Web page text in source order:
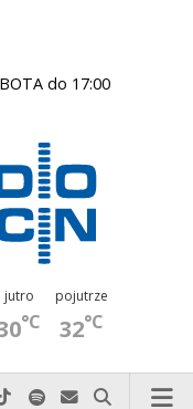
do 17:00
jutro
°C
pojutrze
32°C
do nas zadzwoń
na Facebook-u
nas na Xnas na Instagram-ie
Odwiedź nas na TikTok-u
Szukaj nas na Spotify
Wyślij do nas
Szukaj